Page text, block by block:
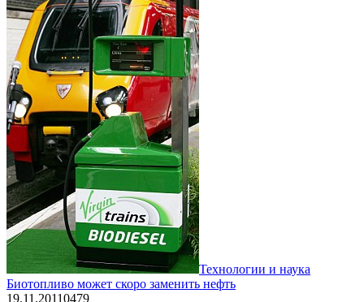
Технологии и наука
Биотопливо может скоро заменить нефть
19.11.20110479